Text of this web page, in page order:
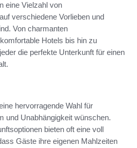
eine Vielzahl von
verschiedene Vorlieben und
Von charmanten
Hotels bis hin zu
die perfekte Unterkunft für einen
hervorragende Wahl für
und Unabhängigkeit wünschen.
bieten oft eine voll
Gäste ihre eigenen Mahlzeiten